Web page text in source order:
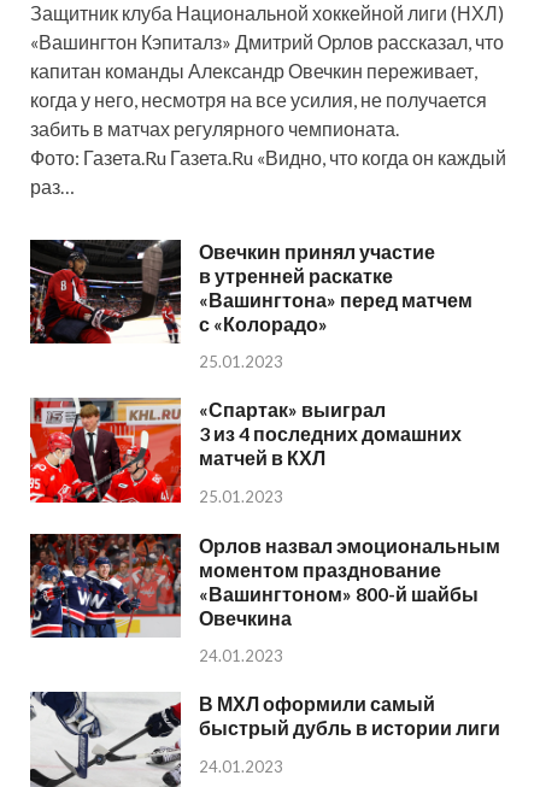
Защитник клуба Национальной хоккейной лиги (НХЛ)
«Вашингтон Кэпиталз» Дмитрий Орлов рассказал, что
капитан команды Александр Овечкин переживает,
когда у него, несмотря на все усилия, не получается
забить в матчах регулярного чемпионата.
Фото: Газета.Ru Газета.Ru «Видно, что когда он каждый
раз…
Овечкин принял участие
в утренней раскатке
«Вашингтона» перед матчем
с «Колорадо»
25.01.2023
«Спартак» выиграл
3 из 4 последних домашних
матчей в КХЛ
25.01.2023
Орлов назвал эмоциональным
моментом празднование
«Вашингтоном» 800-й шайбы
Овечкина
24.01.2023
В МХЛ оформили самый
быстрый дубль в истории лиги
24.01.2023